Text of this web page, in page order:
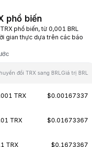
phổ biến
phổ biến, từ 0,001 BRL
gian thực dựa trên các báo
đổi TRX sang BRLGiá trị BRL
TRX $0.00167337
TRX $0.01673367
TRX $0.1673367